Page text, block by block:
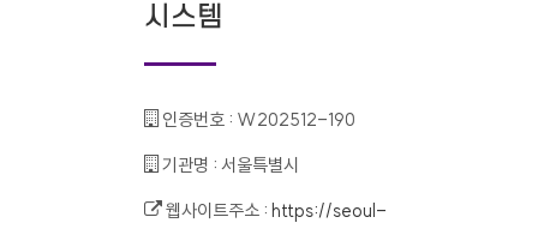
시스템
인증번호 : W202512-190
기관명 : 서울특별시
웹사이트주소 : https://seoul-